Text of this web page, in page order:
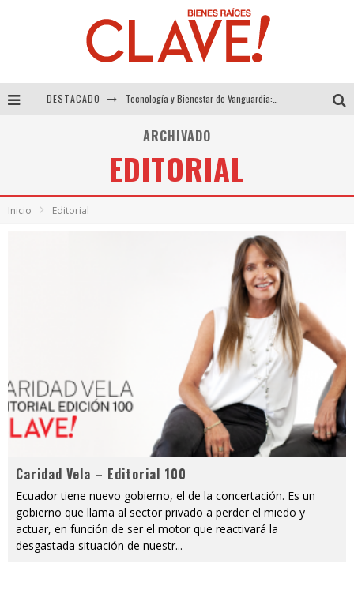
DESTACADO
El Despertar de la Calidez: Acabados Dorados de FV para Elevar tu Espacio
ARCHIVADO
EDITORIAL
Inicio Editorial
Caridad Vela – Editorial 100
Ecuador tiene nuevo gobierno, el de la concertación. Es un
gobierno que llama al sector privado a perder el miedo y
actuar, en función de ser el motor que reactivará la
desgastada situación de nuestr...